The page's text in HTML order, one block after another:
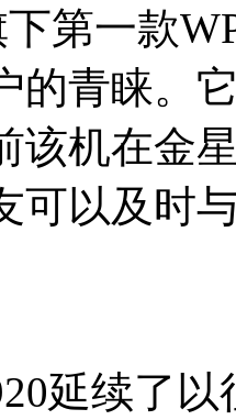
下第一款
的青睐。
该机在金
可以及时
延续了